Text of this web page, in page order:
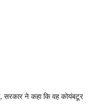
ने कहा कि वह कोयंबटूर